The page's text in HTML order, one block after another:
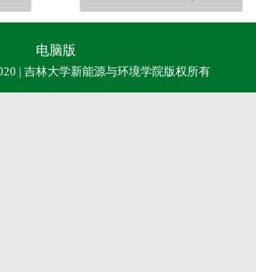
电脑版
| 吉林大学新能源与环境学院版权所有